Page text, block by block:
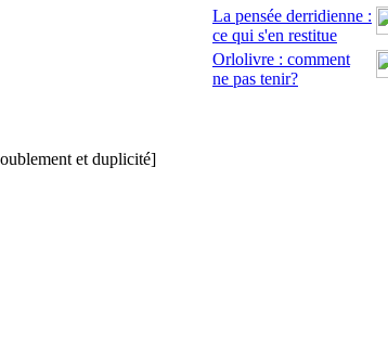
La pensée derridienne :
ce qui s'en restitue
et duplicité]
Orlolivre : comment
ne pas tenir?